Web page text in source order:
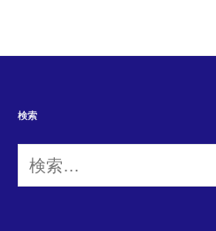
検索
検
索: